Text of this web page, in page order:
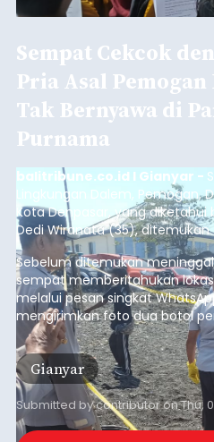
Sempat Cekcok
Pria Asal
Tak Bernyawa di
Purnama
balitribune.co.id I Gianyar -
Lingkungan Dalem, Pemogan,
Kota Denpasar, yang diketahui
Dedi Wiranata (35),
pesisir Pantai Purnama,
Sebelum ditemukan
sempat memberitahukan
melalui pesan singkat
mengirimkan foto dua botol
istrinya.
Gianyar
Submitted bycontributoronThu,